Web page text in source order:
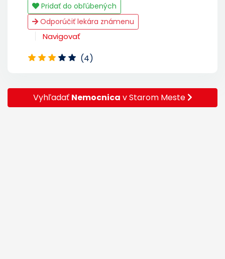
Pridať do obľúbených
Odporúčiť lekára známenu
Navigovať
(4)
Vyhľadať Nemocnica v Starom Meste